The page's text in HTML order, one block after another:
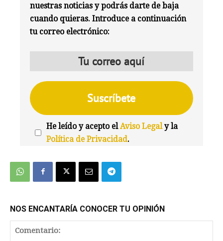
nuestras noticias y podrás darte de baja
cuando quieras. Introduce a continuación
tu correo electrónico:
He leído y acepto elAviso Legaly la
Política de Privacidad.
NOS ENCANTARÍA CONOCER TU OPINIÓN